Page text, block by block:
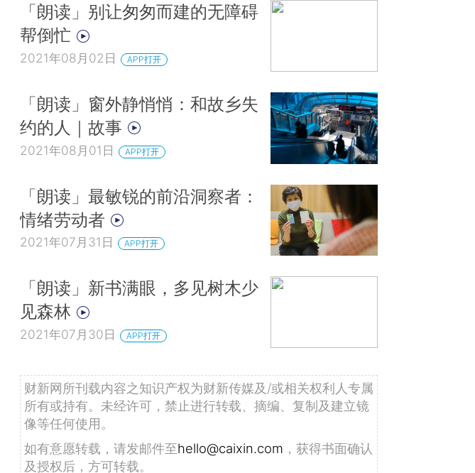
「朗读」别让匆匆而建的无障碍
帮倒忙
2021年08月02日 APP打开
「朗读」窗外静悄悄：和故乡失
约的人｜故事
2021年08月01日 APP打开
「朗读」最敏锐的前沿洞察者：
情绪劳动者
2021年07月31日 APP打开
「朗读」新书满眼，多见树木少
见森林
2021年07月30日 APP打开
财新网所刊载内容之知识产权为财新传媒及/或相关权利人专属
所有或持有。未经许可，禁止进行转载、摘编、复制及建立镜
像等任何使用。
如有意愿转载，请发邮件至hello@caixin.com ，获得书面确认
及授权后，方可转载。